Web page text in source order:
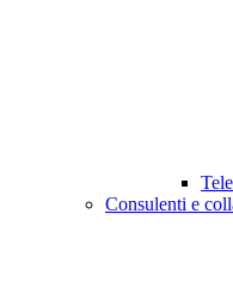
Consulenti e